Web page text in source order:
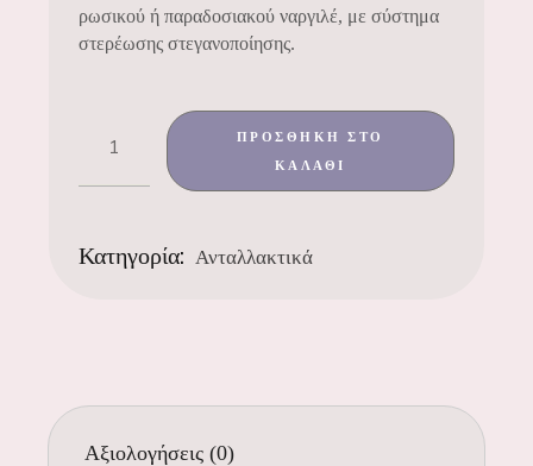
ρωσικού ή παραδοσιακού ναργιλέ, με σύστημα
στερέωσης στεγανοποίησης.
ΠΡΟΣΘΉΚΗ ΣΤΟ
ΚΑΛΆΘΙ
Κατηγορία: Ανταλλακτικά
Αξιολογήσεις (0)